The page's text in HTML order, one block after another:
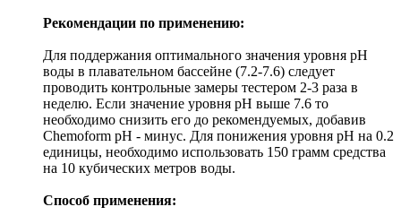
Рекомендации по применению:
Для поддержания оптимального значения уровня рН
воды в плавательном бассейне (7.2-7.6) следует
проводить контрольные замеры тестером 2-3 раза в
неделю. Если значение уровня рН выше 7.6 то
необходимо снизить его до рекомендуемых, добавив
Chemoform рН - минус. Для понижения уровня рН на 0.2
единицы, необходимо использовать 150 грамм средства
на 10 кубических метров воды.
Способ применения: